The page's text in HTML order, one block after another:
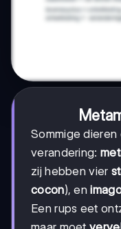
Sommige
verandering:
zij hebben vier
cocon), en
Een rups eet